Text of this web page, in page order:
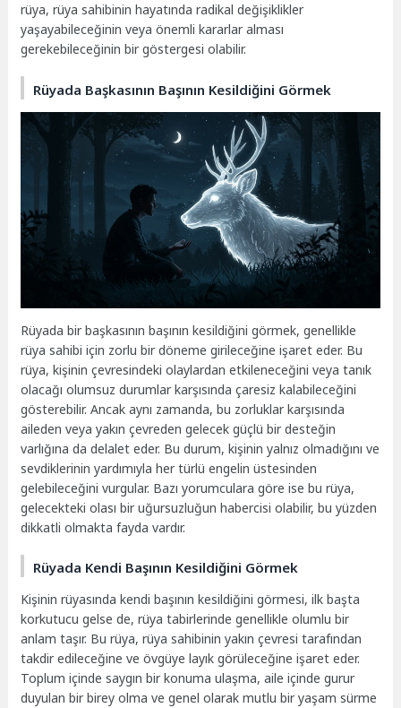
rüya, rüya sahibinin hayatında radikal değişiklikler
yaşayabileceğinin veya önemli kararlar alması
gerekebileceğinin bir göstergesi olabilir.
Rüyada Başkasının Başının Kesildiğini Görmek
Rüyada bir başkasının başının kesildiğini görmek, genellikle
rüya sahibi için zorlu bir döneme girileceğine işaret eder. Bu
rüya, kişinin çevresindeki olaylardan etkileneceğini veya tanık
olacağı olumsuz durumlar karşısında çaresiz kalabileceğini
gösterebilir. Ancak aynı zamanda, bu zorluklar karşısında
aileden veya yakın çevreden gelecek güçlü bir desteğin
varlığına da delalet eder. Bu durum, kişinin yalnız olmadığını ve
sevdiklerinin yardımıyla her türlü engelin üstesinden
gelebileceğini vurgular. Bazı yorumculara göre ise bu rüya,
gelecekteki olası bir uğursuzluğun habercisi olabilir, bu yüzden
dikkatli olmakta fayda vardır.
Rüyada Kendi Başının Kesildiğini Görmek
Kişinin rüyasında kendi başının kesildiğini görmesi, ilk başta
korkutucu gelse de, rüya tabirlerinde genellikle olumlu bir
anlam taşır. Bu rüya, rüya sahibinin yakın çevresi tarafından
takdir edileceğine ve övgüye layık görüleceğine işaret eder.
Toplum içinde saygın bir konuma ulaşma, aile içinde gurur
duyulan bir birey olma ve genel olarak mutlu bir yaşam sürme